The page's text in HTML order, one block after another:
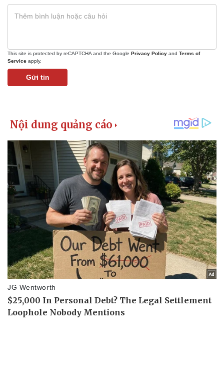
Tin nóng
This site is protected by reCAPTCHA and the Google Privacy Policy and Terms of
Service apply.
Gửi tin